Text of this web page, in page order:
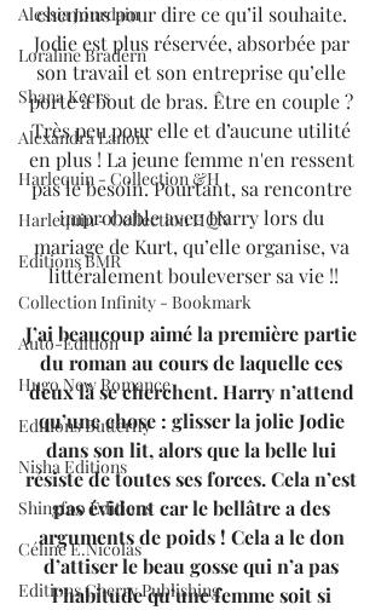
Alessia Jourdain
Loraline Bradern
Shana Keers
Alexandra Lanoix
Harlequin - Collection &H
Harlequin - Collection HQN
Editions BMR
Collection Infinity - Bookmark
Auto-Edition
Hugo New Romance
Editions Butterfly
Nisha Editions
Shingfoo Editions
Céline E.Nicolas
Editions Cherry Publishing
chemins pour dire ce qu’il souhaite.
Jodie est plus réservée, absorbée par
son travail et son entreprise qu’elle
porte à bout de bras. Être en couple ?
Très peu pour elle et d’aucune utilité
en plus ! La jeune femme n'en ressent
pas le besoin. Pourtant, sa rencontre
improbable avec Harry lors du
mariage de Kurt, qu’elle organise, va
littéralement bouleverser sa vie !!
J’ai beaucoup aimé la première partie
du roman au cours de laquelle ces
deux là se cherchent. Harry n’attend
qu’une chose : glisser la jolie Jodie
dans son lit, alors que la belle lui
résiste de toutes ses forces. Cela n’est
pas évident car le bellâtre a des
arguments de poids ! Cela a le don
d’attiser le beau gosse qui n’a pas
l’habitude qu’une femme soit si